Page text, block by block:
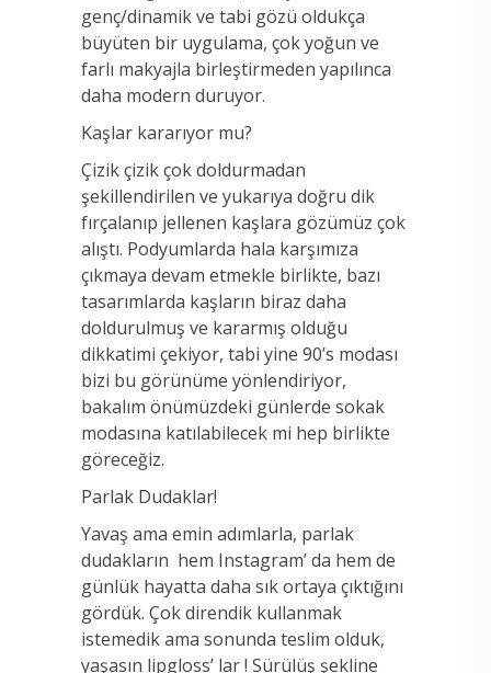
genç/dinamik ve tabi gözü oldukça
büyüten bir uygulama, çok yoğun ve
farlı makyajla birleştirmeden yapılınca
daha modern duruyor.
Kaşlar kararıyor mu?
Çizik çizik çok doldurmadan
şekillendirilen ve yukarıya doğru dik
fırçalanıp jellenen kaşlara gözümüz çok
alıştı. Podyumlarda hala karşımıza
çıkmaya devam etmekle birlikte, bazı
tasarımlarda kaşların biraz daha
doldurulmuş ve kararmış olduğu
dikkatimi çekiyor, tabi yine 90’s modası
bizi bu görünüme yönlendiriyor,
bakalım önümüzdeki günlerde sokak
modasına katılabilecek mi hep birlikte
göreceğiz.
Parlak Dudaklar!
Yavaş ama emin adımlarla, parlak
dudakların hem Instagram’ da hem de
günlük hayatta daha sık ortaya çıktığını
gördük. Çok direndik kullanmak
istemedik ama sonunda teslim olduk,
yaşasın lipgloss’ lar ! Sürülüş şekline